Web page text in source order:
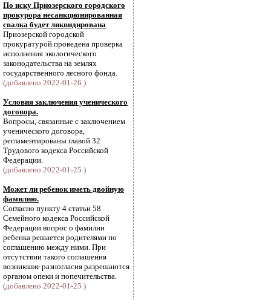
По иску Приозерского городского
прокурора несанкционированная
свалка будет ликвидирована
Приозерской городской
прокуратурой проведена проверка
исполнения экологического
законодательства на землях
государственного лесного фонда.
(добавлено 2022-01-26 )
Условия заключения ученического
договора.
Вопросы, связанные с заключением
ученического договора,
регламентированы главой 32
Трудового кодекса Российской
Федерации.
(добавлено 2022-01-25 )
Может ли ребенок иметь двойную
фамилию.
Согласно пункту 4 статьи 58
Семейного кодекса Российской
Федерации вопрос о фамилии
ребенка решается родителями по
соглашению между ними. При
отсутствии такого соглашения
возникшие разногласия разрешаются
органом опеки и попечительства.
(добавлено 2022-01-25 )